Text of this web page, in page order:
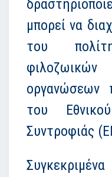
μπορεί να
του
οργανώσεων
του
Συντροφιάς